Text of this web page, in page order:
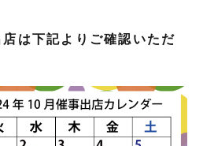
は下記よりご確認いただ